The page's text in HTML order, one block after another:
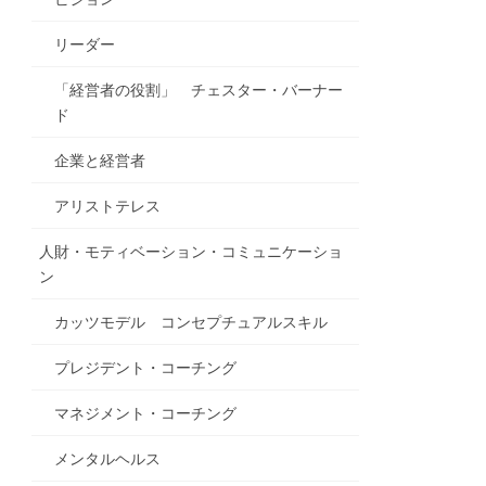
リーダー
「経営者の役割」 チェスター・バーナー
ド
企業と経営者
アリストテレス
人財・モティベーション・コミュニケーショ
ン
カッツモデル コンセプチュアルスキル
プレジデント・コーチング
マネジメント・コーチング
メンタルヘルス